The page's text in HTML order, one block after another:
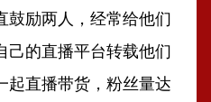
鼓励两人，经常给他们
己的直播平台转载他们
起直播带货，粉丝量达